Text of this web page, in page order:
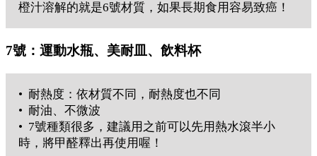
橙汁溶解的就是6號材質，如果長期食用容易致癌！
7號：運動水瓶、美耐皿、飲料杯
• 耐熱度：依材質不同，耐熱度也不同
• 耐油、不微波
• 7號種類很多，建議用之前可以先用熱水滾半小
時，將甲醛釋出再使用喔！